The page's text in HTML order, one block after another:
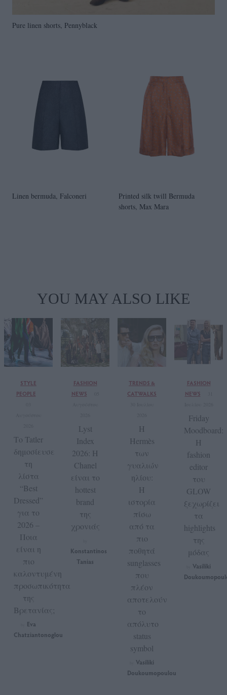
Pure linen shorts, Pennyblack
Linen bermuda, Falconeri
Printed silk twill Bermuda
shorts, Max Mara
YOU MAY ALSO LIKE
STYLE
PEOPLE
Το Tatler
δημοσίευσε
τη
λίστα
“Best
Dressed”
για το
2026 –
Ποια
είναι η
πιο
καλοντυμένη
προσωπικότητα
της
Βρετανίας;
Eva
Chatziantonoglou
FASHION
NEWS
Lyst
Index
2026: Η
Chanel
είναι το
hottest
brand
της
χρονιάς
Konstantinos
Tanias
TRENDS &
CATWALKS
Η
Hermès
των
γυαλιών
ηλίου:
Η
ιστορία
πίσω
από τα
πιο
ποθητά
sunglasses
που
πλέον
αποτελούν
το
απόλυτο
status
symbol
Vasiliki
Doukoumopoulou
FASHION
NEWS
Friday
Moodboard:
Η
fashion
editor
του
GLOW
ξεχωρίζει
τα
highlights
της
μόδας
Vasiliki